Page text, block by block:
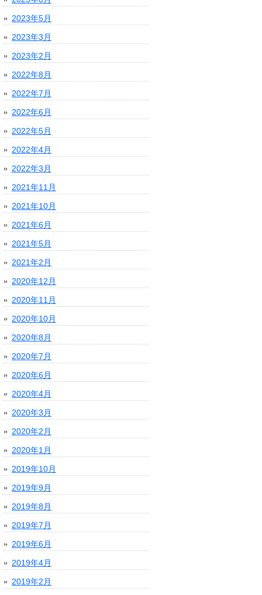
2023年5月
2023年3月
2023年2月
2022年8月
2022年7月
2022年6月
2022年5月
2022年4月
2022年3月
2021年11月
2021年10月
2021年6月
2021年5月
2021年2月
2020年12月
2020年11月
2020年10月
2020年8月
2020年7月
2020年6月
2020年4月
2020年3月
2020年2月
2020年1月
2019年10月
2019年9月
2019年8月
2019年7月
2019年6月
2019年4月
2019年2月